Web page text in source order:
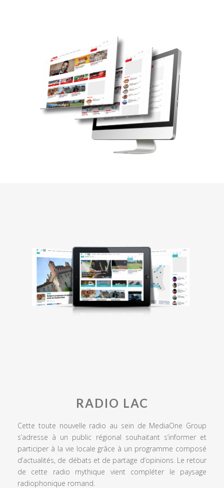
RADIO LAC
Cette toute nouvelle radio au sein de MediaOne Group
s’adresse à un public régional souhaitant s’informer et
participer à la vie locale grâce à un programme composé
d’actualités, de débats et de partage d’opinions. Le retour
de cette radio mythique vient compléter le paysage
radiophonique romand.